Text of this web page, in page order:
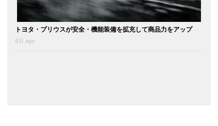
トヨタ・プリウスが安全・機能装備を拡充して商品力をアップ
6日 ago